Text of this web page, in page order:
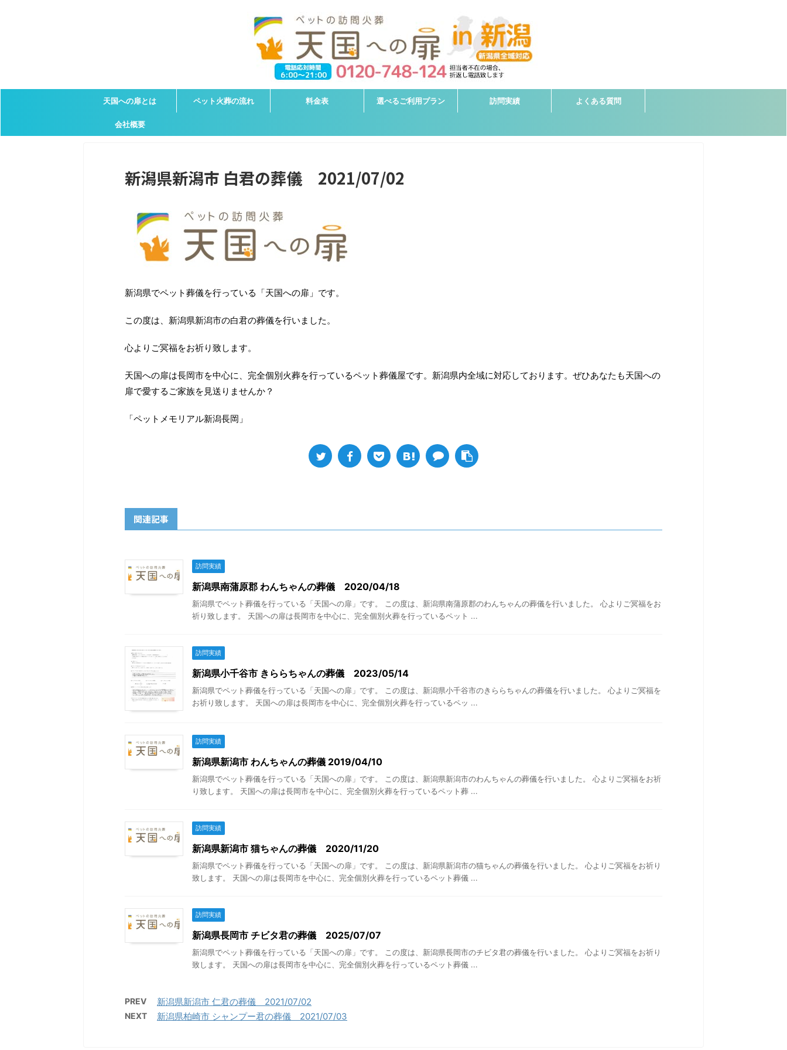
天国への扉とは ペット火葬の流れ 料金表 選べるご利用プラン 訪問実績 よくある質問
会社概要
新潟県新潟市 白君の葬儀 2021/07/02
新潟県でペット葬儀を行っている「天国への扉」です。
この度は、新潟県新潟市の白君の葬儀を行いました。
心よりご冥福をお祈り致します。
天国への扉は長岡市を中心に、完全個別火葬を行っているペット葬儀屋です。新潟県内全域に対応しております。ぜひあなたも天国への
扉で愛するご家族を見送りませんか？
「ペットメモリアル新潟長岡」
関連記事
訪問実績
新潟県南蒲原郡 わんちゃんの葬儀 2020/04/18
新潟県でペット葬儀を行っている「天国への扉」です。 この度は、新潟県南蒲原郡のわんちゃんの葬儀を行いました。 心よりご冥福をお
祈り致します。 天国への扉は長岡市を中心に、完全個別火葬を行っているペット ...
訪問実績
新潟県小千谷市 きららちゃんの葬儀 2023/05/14
新潟県でペット葬儀を行っている「天国への扉」です。 この度は、新潟県小千谷市のきららちゃんの葬儀を行いました。 心よりご冥福を
お祈り致します。 天国への扉は長岡市を中心に、完全個別火葬を行っているペッ ...
訪問実績
新潟県新潟市 わんちゃんの葬儀 2019/04/10
新潟県でペット葬儀を行っている「天国への扉」です。 この度は、新潟県新潟市のわんちゃんの葬儀を行いました。 心よりご冥福をお祈
り致します。 天国への扉は長岡市を中心に、完全個別火葬を行っているペット葬 ...
訪問実績
新潟県新潟市 猫ちゃんの葬儀 2020/11/20
新潟県でペット葬儀を行っている「天国への扉」です。 この度は、新潟県新潟市の猫ちゃんの葬儀を行いました。 心よりご冥福をお祈り
致します。 天国への扉は長岡市を中心に、完全個別火葬を行っているペット葬儀 ...
訪問実績
新潟県長岡市 チビタ君の葬儀 2025/07/07
新潟県でペット葬儀を行っている「天国への扉」です。 この度は、新潟県長岡市のチビタ君の葬儀を行いました。 心よりご冥福をお祈り
致します。 天国への扉は長岡市を中心に、完全個別火葬を行っているペット葬儀 ...
PREV 新潟県新潟市 仁君の葬儀 2021/07/02
NEXT 新潟県柏崎市 シャンプー君の葬儀 2021/07/03